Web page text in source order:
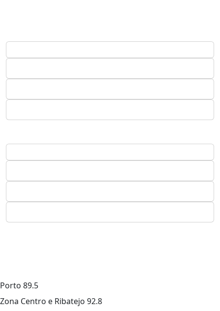
Porto 89.5
Zona Centro e Ribatejo 92.8